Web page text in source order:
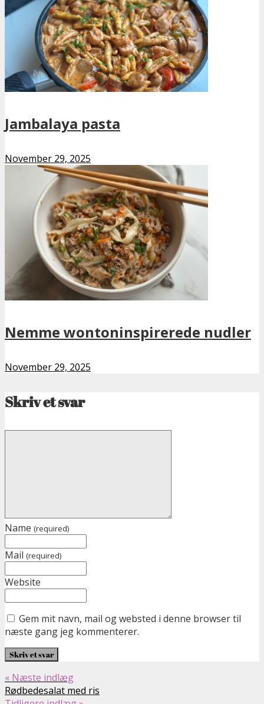
Jambalaya pasta
November 29, 2025
Nemme wontoninspirerede nudler
November 29, 2025
Skriv et svar
Name (required)
Mail (required)
Website
Gem mit navn, mail og websted i denne browser til
næste gang jeg kommenterer.
« Næste indlæg
Rødbedesalat med ris